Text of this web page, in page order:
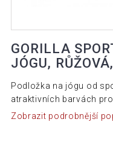
GORILLA
JÓGU,
Podložka na jógu od
atraktivních barvách
Zobrazit podrobnější